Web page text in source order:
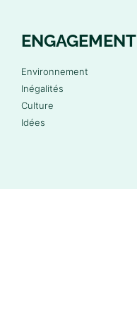
ENGAGEMENT
Environnement
Inégalités
Culture
Idées